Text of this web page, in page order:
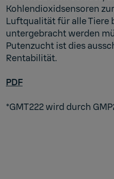
Kohlendioxidsensoren
Luftqualität für alle Tiere
untergebracht werden
Putenzucht ist dies
Rentabilität.
PDF
*GMT222 wird durch